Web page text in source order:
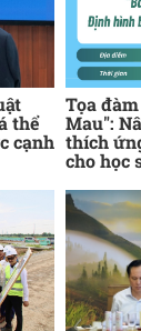
thể
cạnh
Tọa
Mau":
thích
cho học